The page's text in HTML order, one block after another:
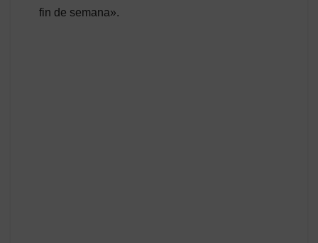
fin de semana».